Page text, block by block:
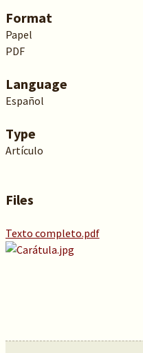
Format
Papel
PDF
Language
Español
Type
Artículo
Files
Texto completo.pdf